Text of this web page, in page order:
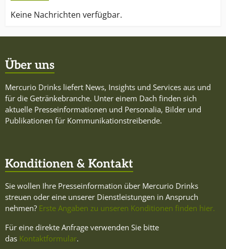
Keine Nachrichten verfügbar.
Über uns
Mercurio Drinks liefert News, Insights und Services aus und
für die Getränkebranche. Unter einem Dach finden sich
aktuelle Presseinformationen und Personalia, Bilder und
Publikationen für Kommunikationstreibende.
Konditionen & Kontakt
Sie wollen Ihre Presseinformation über Mercurio Drinks
streuen oder eine unserer Dienstleistungen in Anspruch
nehmen? Erste Angaben zu unseren Konditionen finden hier.
Für eine direkte Anfrage verwenden Sie bitte
das Kontaktformular.